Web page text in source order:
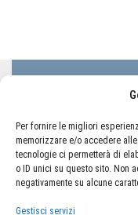
Per fornire le migliori
memorizzare e/o accedere
tecnologie ci permetterà di
o ID unici su questo sito. Non
negativamente su alcune
Gestisci servizi
Le
scelte
nella
pagina
del
LIFC Lega Italiana
Codice Fiscale
TORNA AL